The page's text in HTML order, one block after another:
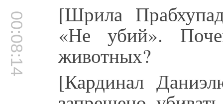
00:08:14 [Шрила
«Не убий».
животных?
[Кардинал